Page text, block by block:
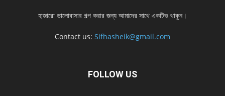
হাজারো ভালোবাসার গল্প করার জন্য আমাদের সাথে একটিভ থাকুন।
Contact us: Sifhasheik@gmail.com
FOLLOW US